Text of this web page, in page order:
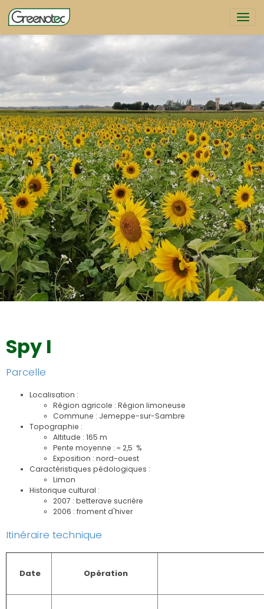
Spy I
Parcelle
Localisation :
Région agricole : Région limoneuse
Commune : Jemeppe-sur-Sambre
Topographie :
Altitude : 165 m
Pente moyenne : ≈ 2,5 %
Exposition : nord-ouest
Caractéristiques pédologiques :
Limon
Historique cultural :
2007 : betterave sucrière
2006 : froment d'hiver
Itinéraire technique
Date Opération